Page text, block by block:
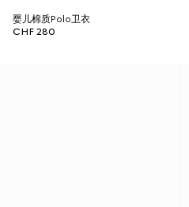
婴儿棉质Polo卫衣
CHF 280